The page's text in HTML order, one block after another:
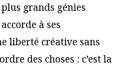
grands génies
à ses
liberté créative sans
des choses : c’est la